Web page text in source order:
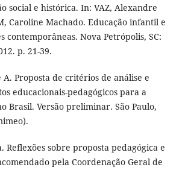
social e histórica. In: VAZ, Alexandre
Caroline Machado. Educação infantil e
contemporâneas. Nova Petrópolis, SC:
p. 21-39.
A. Proposta de critérios de análise e
educacionais-pedagógicos para a
Brasil. Versão preliminar. São Paulo,
Reflexões sobre proposta pedagógica e
pela Coordenação Geral de